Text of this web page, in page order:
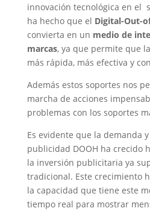
innovación tecnológica en el
ha hecho que el Digital-Out-
convierta en un medio de
marcas, ya que permite que
más rápida, más efectiva y
Además estos soportes nos
marcha de acciones
problemas con los soportes
Es evidente que la demanda
publicidad DOOH ha crecido
la inversión publicitaria ya
tradicional. Este crecimiento
la capacidad que tiene este
tiempo real para mostrar